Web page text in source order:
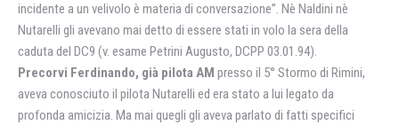
incidente a un velivolo è materia di conversazione”. Nè Naldini nè
Nutarelli gli avevano mai detto di essere stati in volo la sera della
caduta del DC9 (v. esame Petrini Augusto, DCPP 03.01.94).
Precorvi Ferdinando, già pilota AM presso il 5° Stormo di Rimini,
aveva conosciuto il pilota Nutarelli ed era stato a lui legato da
profonda amicizia. Ma mai quegli gli aveva parlato di fatti specifici